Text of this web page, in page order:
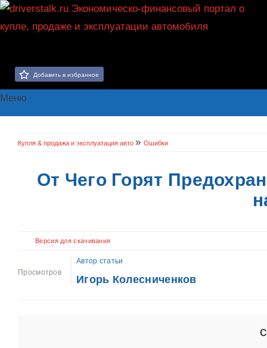
Добавить в избранное
Меню
Купля & продажа и эксплуатация авто » Ошибки
От Чего Горят
Версия для скачивания
Просмотров
Автор статьи
Игорь Колесниченков